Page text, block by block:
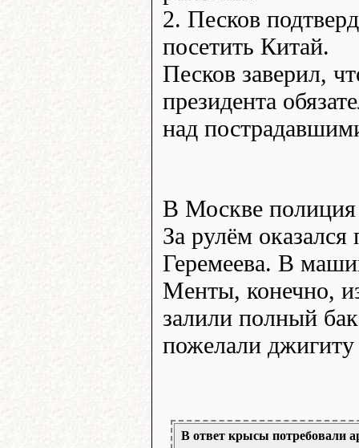
2. Песков
посетить Китай.
Песков заверил,
президента
над
В Москве
За рулём
Геремеева. В
Менты, конечно,
залили полный
пожелали
В ответ крысы потребовали